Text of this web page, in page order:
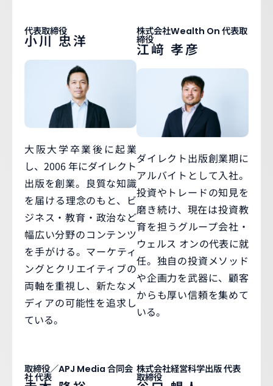
代表取締役
小川 忠洋
大阪大学卒業後に起業
し、2006 年にダイレクト
出版を創業。良質な知識
を届ける理念のもと、ビ
ジネス・教育・政治など
幅広い分野のコンテンツ
を手がける。マーケティ
ングとクリエイティブの
両軸を重視し、新たなメ
ディアの可能性を追求し
ている。
株式会社Wealth On 代表取
締役
江﨑 孝彦
ダイレクト出版創業期に
アルバイトとして入社。
投資やトレードの知見を
磨き続け、現在は投資教
育を担うグループ会社・
ウェルス オンの代表に就
任。独自の投資メソッド
や企画力を武器に、顧客
からも厚い信頼を集めて
いる。
取締役／APJ Media 合同会
社 代表
株式会社経営科学出版 代表
取締役